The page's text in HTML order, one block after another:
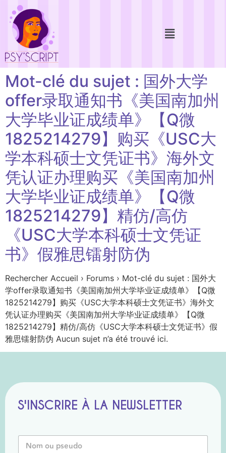
Mot-clé du sujet : 国外大学
offer录取通知书《美国南加州
大学毕业证成绩单》【Q微
1825214279】购买《USC大
学本科硕士文凭证书》海外文
凭认证办理购买《美国南加州
大学毕业证成绩单》【Q微
1825214279】精仿/高仿
《USC大学本科硕士文凭证
书》假雅思镭射防伪
Rechercher Accueil › Forums › Mot-clé du sujet : 国外大
学offer录取通知书《美国南加州大学毕业证成绩单》【Q微
1825214279】购买《USC大学本科硕士文凭证书》海外文
凭认证办理购买《美国南加州大学毕业证成绩单》【Q微
1825214279】精仿/高仿《USC大学本科硕士文凭证书》假
雅思镭射防伪 Aucun sujet n’a été trouvé ici.
S'INSCRIRE À LA NEWSLETTER
P
N